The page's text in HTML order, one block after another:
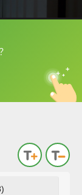
喔！
中
英